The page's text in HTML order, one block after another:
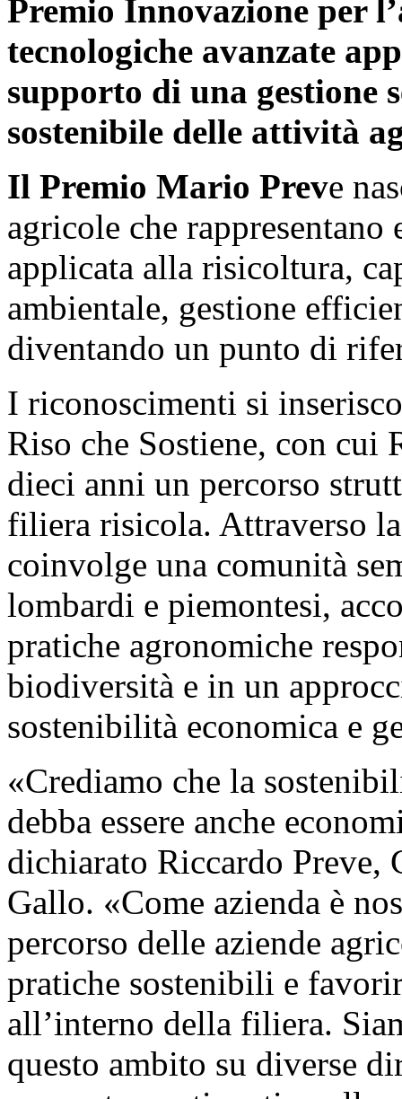
Premio Innovazione per
tecnologiche avanzate
supporto di una gestione
sostenibile delle attività
Il Premio Mario Preve
agricole che
applicata alla risicoltura,
ambientale, gestione
diventando un punto di
I riconoscimenti si
Riso che Sostiene, con cui
dieci anni un percorso
filiera risicola. Attraverso
coinvolge una comunità
lombardi e piemontesi,
pratiche agronomiche
biodiversità e in un
sostenibilità economica e
«Crediamo che la
debba essere anche
dichiarato Riccardo Preve,
Gallo. «Come azienda è
percorso delle aziende
pratiche sostenibili e
all’interno della filiera.
questo ambito su diverse